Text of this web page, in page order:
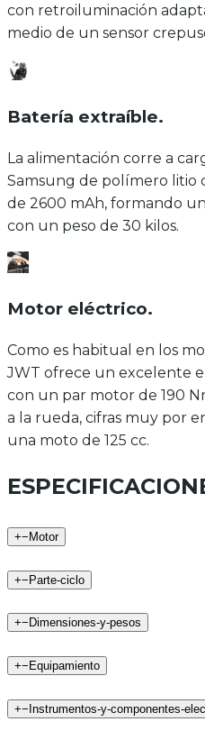
con retroiluminación
medio de un sensor
Batería extraíble.
La alimentación corre a
Samsung de polímero litio
de 2600 mAh, formando
con un peso de 30 kilos.
Motor eléctrico.
Como es habitual en los
JWT ofrece un excelente
con un par motor de 190
a la rueda, cifras muy por
una moto de 125 cc.
+− Motor
+−Parte-ciclo
+− Dimensiones-y-pesos
+− Equipamiento
+−Instrumentos-y-componentes-